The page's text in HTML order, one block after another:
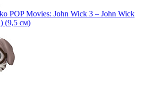
POP Movies: John Wick 3 – John Wick
(9,5 см)